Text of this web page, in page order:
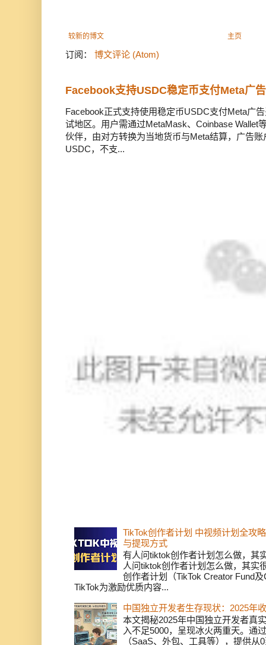
较新的博文 主页
订阅： 博文评论 (Atom)
Facebook支持USDC稳定币支付Meta广
Facebook正式支持使用稳定币USDC支付Meta广
试地区。用户需通过MetaMask、Coinbase Wallet
伙伴，由对方转换为当地货币与Meta结算，广告
USDC，不支...
TikTok创作者计划 中视频计划全攻
与提现方式
有人问tiktok创作者计划怎么做，其
人问tiktok创作者计划怎么做，其实
创作者计划（TikTok Creator Fund
TikTok为激励优质内容...
中国独立开发者生存现状：2025年
本文揭秘2025年中国独立开发者真
入不足5000，呈现冰火两重天。通
（SaaS、外包、工具等），提供